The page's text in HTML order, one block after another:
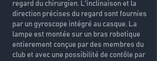
regard du chirurgien. L'inclinaison et la
direction précises du regard sont fournies
par un gyroscope intégré au casque. La
lampe est montée sur un bras robotique
entierement conçue par des membres du
club et avec une possibilité de contôle par